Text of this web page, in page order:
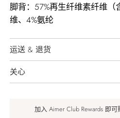
脚背：57%再生纤维素纤维（
维、4%氨纶
运送 & 退货
关心
加入 Aimer Club Rewards 即